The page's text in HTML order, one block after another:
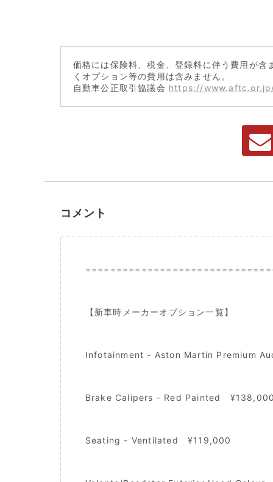
価格には保険料、税金、登録料に伴う費用が
くオプション等の費用は含みません。
自動車公正取引協議会 https://
コメント
【新車時メーカーオプション一覧】
Infotainment - Aston Martin Premium
Brake Calipers - Red Painted
Seating - Ventilated ¥119,000